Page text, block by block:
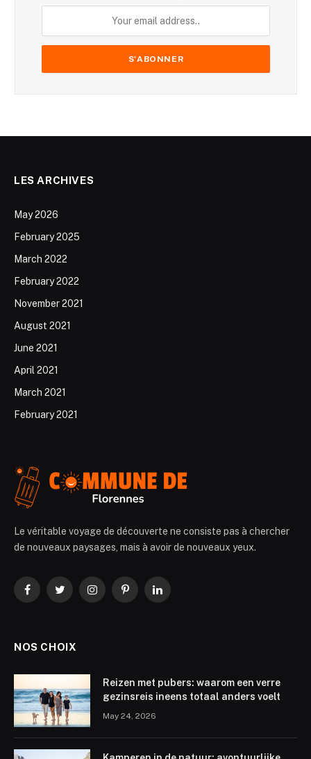
LES ARCHIVES
May 2026
February 2025
March 2022
February 2022
November 2021
August 2021
June 2021
April 2021
March 2021
February 2021
Le véritable voyage de découverte ne consiste pas à chercher
de nouveaux paysages, mais à avoir de nouveaux yeux.
FacebookTwitterInstagramPinterestLinkedIn
NOS CHOIX
Reizen met pubers: waarom een verre
gezinsreis ineens totaal anders voelt
May 24, 2026